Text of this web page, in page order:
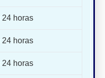
24 horas
24 horas
24 horas